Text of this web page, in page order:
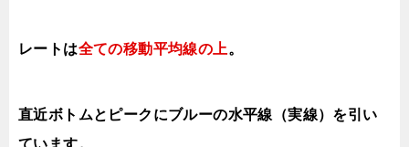
レートは全ての移動平均線の上。
直近ボトムとピークにブルーの水平線（実線）を引い